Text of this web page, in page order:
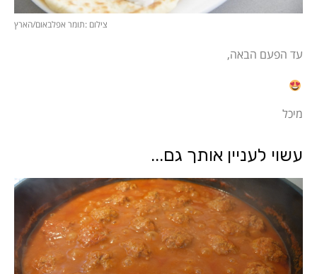
צילום :תומר אפלבאום/הארץ
עד הפעם הבאה,
מיכל
עשוי לעניין אותך גם...